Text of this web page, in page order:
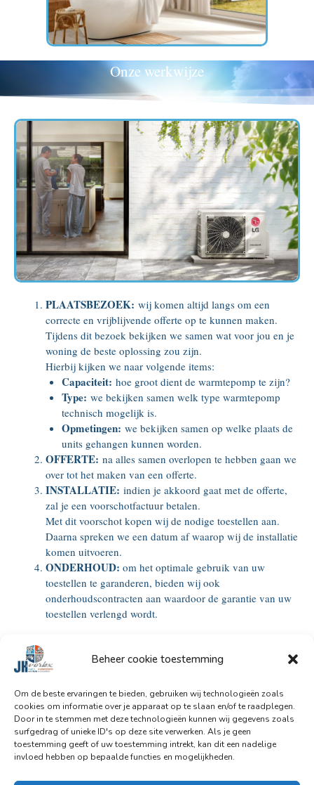
Beheer cookie toestemming
Om de beste ervaringen te bieden, gebruiken wij technologieën zoals
cookies om informatie over je apparaat op te slaan en/of te raadplegen.
Door in te stemmen met deze technologieën kunnen wij gegevens zoals
surfgedrag of unieke ID's op deze site verwerken. Als je geen
toestemming geeft of uw toestemming intrekt, kan dit een nadelige
invloed hebben op bepaalde functies en mogelijkheden.
Onze werkwijze
PLAATSBEZOEK: wij komen altijd langs om een
correcte en vrijblijvende offerte op te kunnen maken.
Tijdens dit bezoek bekijken we samen wat voor jou en je
woning de beste oplossing zou zijn.
Hierbij kijken we naar volgende items:
Capaciteit: hoe groot dient de warmtepomp te zijn?
Type: we bekijken samen welk type warmtepomp
technisch mogelijk is.
Opmetingen: we bekijken samen op welke plaats de
units gehangen kunnen worden.
OFFERTE: na alles samen overlopen te hebben gaan we
over tot het maken van een offerte.
INSTALLATIE: indien je akkoord gaat met de offerte,
zal je een voorschotfactuur betalen.
Met dit voorschot kopen wij de nodige toestellen aan.
Daarna spreken we een datum af waarop wij de installatie
komen uitvoeren.
ONDERHOUD: om het optimale gebruik van uw
toestellen te garanderen, bieden wij ook
onderhoudscontracten aan waardoor de garantie van uw
toestellen verlengd wordt.
Warmtepompboiler
Bij ons kan je ook terecht voor de installatie van een
warmtepompboiler.
Hiervoor verwelkomen we je graag op de pagina voor